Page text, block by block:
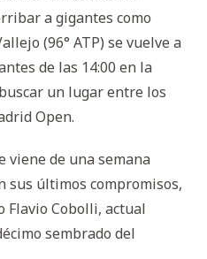
a gigantes como
(96° ATP) se vuelve a
de las 14:00 en la
un lugar entre los
Open.
viene de una semana
sus últimos compromisos,
Flavio Cobolli, actual
sembrado del